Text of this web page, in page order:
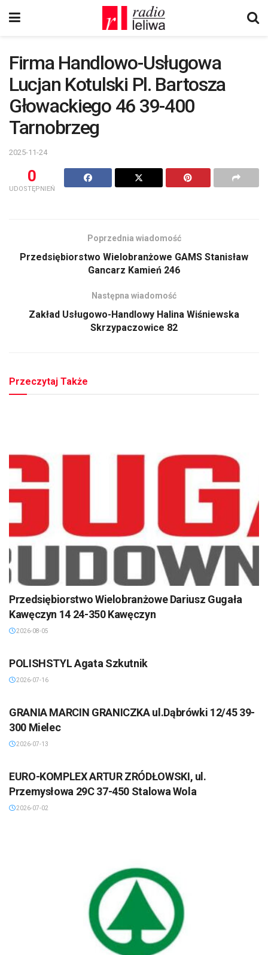
Firma Handlowo-Usługowa
Lucjan Kotulski Pl. Bartosza
Głowackiego 46 39-400
Tarnobrzeg
2025-11-24
0
UDOSTĘPNIEŃ
Poprzednia wiadomość
Przedsiębiorstwo Wielobranżowe GAMS Stanisław
Gancarz Kamień 246
Następna wiadomość
Zakład Usługowo-Handlowy Halina Wiśniewska
Skrzypaczowice 82
Przeczytaj Także
Przedsiębiorstwo Wielobranżowe Dariusz Gugała
Kawęczyn 14 24-350 Kawęczyn
2026-08-05
POLISHSTYL Agata Szkutnik
2026-07-16
GRANIA MARCIN GRANICZKA ul.Dąbrówki 12/45 39-
300 Mielec
2026-07-13
EURO-KOMPLEX ARTUR ZRÓDŁOWSKI, ul.
Przemysłowa 29C 37-450 Stalowa Wola
2026-07-02